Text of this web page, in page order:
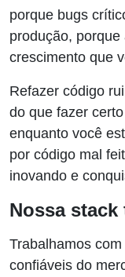
porque bugs
produção,
crescimento que
Refazer código
do que fazer
enquanto você
por código mal
inovando e
Nossa
Trabalhamos
confiáveis do